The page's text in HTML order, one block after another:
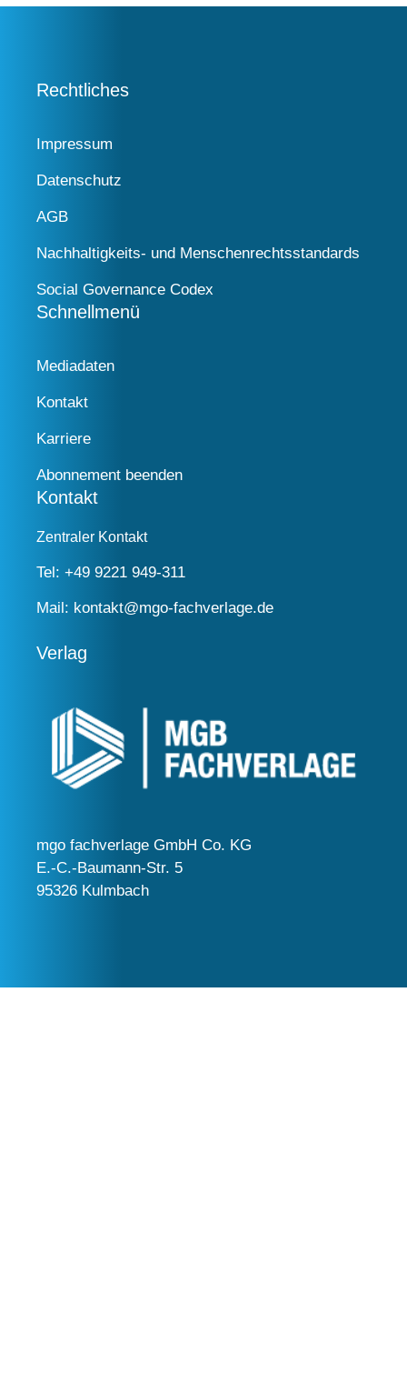
Rechtliches
Impressum
Datenschutz
AGB
Nachhaltigkeits- und Menschenrechtsstandards
Social Governance Codex
Schnellmenü
Mediadaten
Kontakt
Karriere
Abonnement beenden
Kontakt
Zentraler Kontakt
Tel: +49 9221 949-311
Mail: kontakt@mgo-fachverlage.de
Verlag
mgo fachverlage GmbH Co. KG
E.-C.-Baumann-Str. 5
95326 Kulmbach